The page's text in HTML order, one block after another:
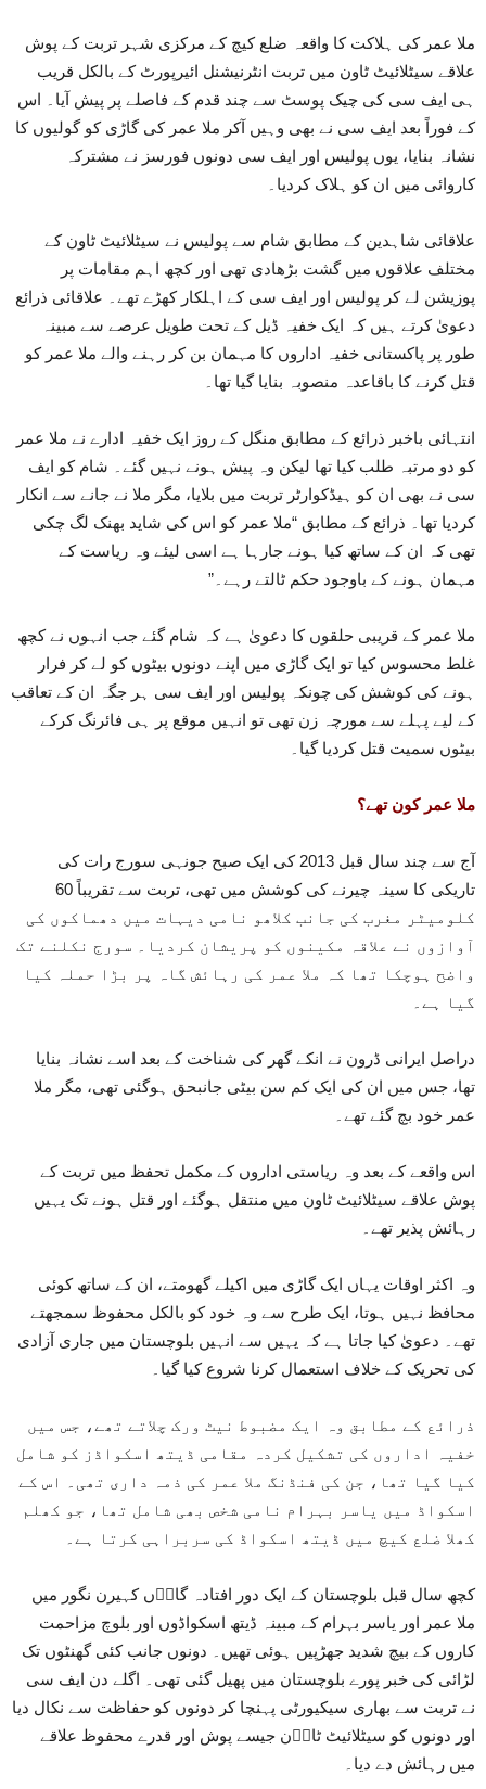
ملا عمر کی ہلاکت کا واقعہ ضلع کیچ کے مرکزی شہر تربت کے پوش
علاقے سیٹلائیٹ ٹاون میں تربت انٹرنیشنل ائیرپورٹ کے بالکل قریب
ہی ایف سی کی چیک پوسٹ سے چند قدم کے فاصلے پر پیش آیا۔ اس
کے فوراً بعد ایف سی نے بھی وہیں آکر ملا عمر کی گاڑی کو گولیوں کا
نشانہ بنایا، یوں پولیس اور ایف سی دونوں فورسز نے مشترکہ
کاروائی میں ان کو ہلاک کردیا۔
علاقائی شاہدین کے مطابق شام سے پولیس نے سیٹلائیٹ ٹاون کے
مختلف علاقوں میں گشت بڑھادی تھی اور کچھ اہم مقامات پر
پوزیشن لے کر پولیس اور ایف سی کے اہلکار کھڑے تھے۔ علاقائی ذرائع
دعویٰ کرتے ہیں کہ ایک خفیہ ڈیل کے تحت طویل عرصے سے مبینہ
طور پر پاکستانی خفیہ اداروں کا مہمان بن کر رہنے والے ملا عمر کو
قتل کرنے کا باقاعدہ منصوبہ بنایا گیا تھا۔
انتہائی باخبر ذرائع کے مطابق منگل کے روز ایک خفیہ ادارے نے ملا عمر
کو دو مرتبہ طلب کیا تھا لیکن وہ پیش ہونے نہیں گئے۔ شام کو ایف
سی نے بھی ان کو ہیڈکوارٹر تربت میں بلایا، مگر ملا نے جانے سے انکار
کردیا تھا۔ ذرائع کے مطابق “ملا عمر کو اس کی شاید بھنک لگ چکی
تھی کہ ان کے ساتھ کیا ہونے جارہا ہے اسی لیئے وہ ریاست کے
مہمان ہونے کے باوجود حکم ٹالتے رہے۔”
ملا عمر کے قریبی حلقوں کا دعویٰ ہے کہ شام گئے جب انہوں نے کچھ
غلط محسوس کیا تو ایک گاڑی میں اپنے دونوں بیٹوں کو لے کر فرار
ہونے کی کوشش کی چونکہ پولیس اور ایف سی ہر جگہ ان کے تعاقب
کے لیے پہلے سے مورچہ زن تھی تو انہیں موقع پر ہی فائرنگ کرکے
بیٹوں سمیت قتل کردیا گیا۔
ملا عمر کون تھے؟
آج سے چند سال قبل 2013 کی ایک صبح جونہی سورج رات کی
تاریکی کا سینہ چیرنے کی کوشش میں تھی، تربت سے تقریباً 60
کلومیٹر مغرب کی جانب کلاھو نامی دیہات میں دھماکوں کی
آوازوں نے علاقہ مکینوں کو پریشان کردیا۔ سورج نکلنے تک
واضح ہوچکا تھا کہ ملا عمر کی رہائش گاہ پر بڑا حملہ کیا
گیا ہے۔
دراصل ایرانی ڈرون نے انکے گھر کی شناخت کے بعد اسے نشانہ بنایا
تھا، جس میں ان کی ایک کم سن بیٹی جانبحق ہوگئی تھی، مگر ملا
عمر خود بچ گئے تھے۔
اس واقعے کے بعد وہ ریاستی اداروں کے مکمل تحفظ میں تربت کے
پوش علاقے سیٹلائیٹ ٹاون میں منتقل ہوگئے اور قتل ہونے تک یہیں
رہائش پذیر تھے۔
وہ اکثر اوقات یہاں ایک گاڑی میں اکیلے گھومتے، ان کے ساتھ کوئی
محافظ نہیں ہوتا، ایک طرح سے وہ خود کو بالکل محفوظ سمجھتے
تھے۔ دعویٰ کیا جاتا ہے کہ یہیں سے انہیں بلوچستان میں جاری آزادی
کی تحریک کے خلاف استعمال کرنا شروع کیا گیا۔
ذرائع کے مطابق وہ ایک مضبوط نیٹ ورک چلاتے تھے، جس میں
خفیہ اداروں کی تشکیل کردہ مقامی ڈیتھ اسکواڈز کو شامل
کیا گیا تھا، جن کی فنڈنگ ملا عمر کی ذمہ داری تھی۔ اس کے
اسکواڈ میں یاسر بہرام نامی شخص بھی شامل تھا، جو کھلم
کھلا ضلع کیچ میں ڈیتھ اسکواڈ کی سربراہی کرتا ہے۔
کچھ سال قبل بلوچستان کے ایک دور افتادہ گاوؐں کہیرن نگور میں
ملا عمر اور یاسر بہرام کے مبینہ ڈیتھ اسکواڈوں اور بلوچ مزاحمت
کاروں کے بیچ شدید جھڑپیں ہوئی تھیں۔ دونوں جانب کئی گھنٹوں تک
لڑائی کی خبر پورے بلوچستان میں پھیل گئی تھی۔ اگلے دن ایف سی
نے تربت سے بھاری سیکیورٹی پہنچا کر دونوں کو حفاظت سے نکال دیا
اور دونوں کو سیٹلائیٹ ٹاوؐن جیسے پوش اور قدرے محفوظ علاقے
میں رہائش دے دیا۔